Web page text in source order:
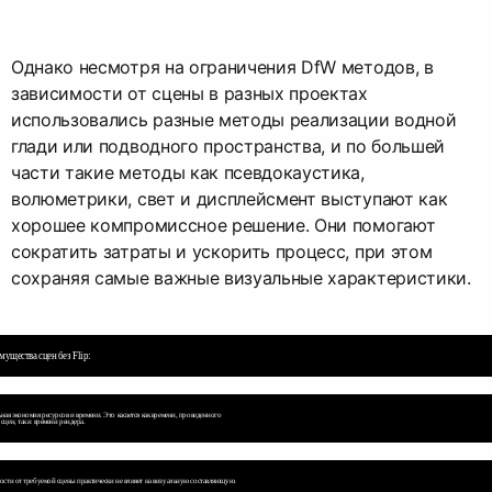
Однако несмотря на ограничения DfW методов, в
зависимости от сцены в разных проектах
использовались разные методы реализации водной
глади или подводного пространства, и по большей
части такие методы как псевдокаустика,
волюметрики, свет и дисплейсмент выступают как
хорошее компромиссное решение. Они помогают
сократить затраты и ускорить процесс, при этом
сохраняя самые важные визуальные характеристики.
сцен без Flip:
экономия ресурсов и времени. Это касается как времени, проведенного
так и времени рендера.
от требуемой сцены практически не влияет на визуальную составляющую.